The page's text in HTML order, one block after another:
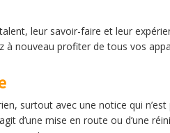
leur savoir-faire et leur
nouveau profiter de tous vos
surtout avec une notice qui
d’une mise en route ou d’une